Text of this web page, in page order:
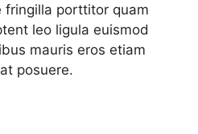
fringilla porttitor quam
leo ligula euismod
mauris eros etiam
posuere.